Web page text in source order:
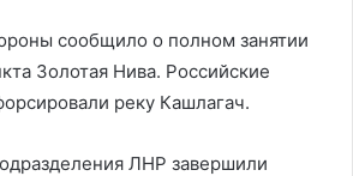
сообщило о полном занятии
Золотая Нива. Российские
реку Кашлагач.
ЛНР завершили